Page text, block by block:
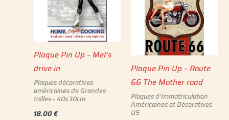
Plaque Pin Up – Mel’s
drive in
Plaques décoratives
américaines de Grandes
tailles - 40x30cm
18.00€
Plaque Pin Up – Route
66 The Mother road
Plaques d'Immatriculation
Américaines et Décoratives
US